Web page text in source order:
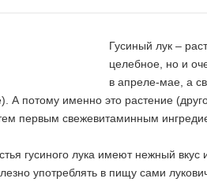
Гусиный лук –
целебное, но и
в апреле-мае, а
А потому именно это растение
первым свежевитаминным
гусиного лука имеют нежный вкус
употреблять в пищу сами